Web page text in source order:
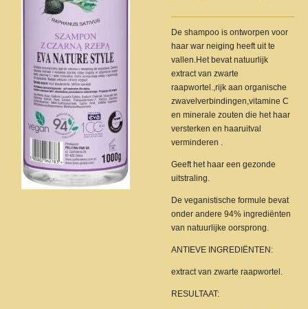
De shampoo is ontworpen voor
haar war neiging heeft uit te
vallen.Het bevat natuurlijk
extract van zwarte
raapwortel.,rijk aan organische
zwavelverbindingen,vitamine C
en minerale zouten die het haar
versterken en haaruitval
verminderen .
Geeft het haar een gezonde
uitstraling.
De veganistische formule bevat
onder andere 94% ingrediënten
van natuurlijke oorsprong.
ANTIEVE INGREDIËNTEN:
extract van zwarte raapwortel.
RESULTAAT: